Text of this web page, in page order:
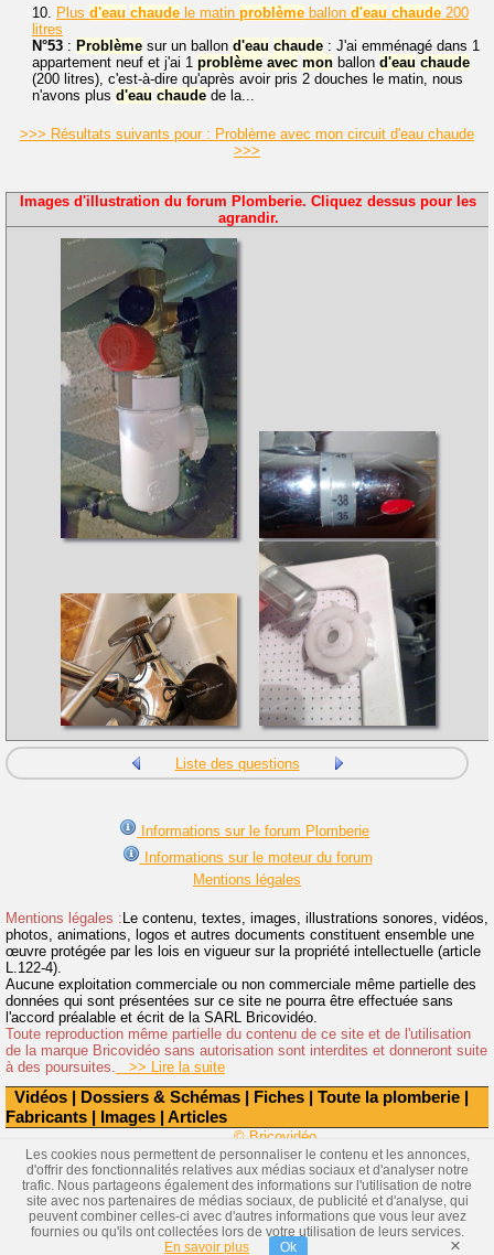
Vidéos | Dossiers & Schémas | Fiches | Toute la plomberie |
Fabricants | Images | Articles
10. Plus d'eau chaude le matin problème ballon d'eau chaude 200
litres
N°53 : Problème sur un ballon d'eau chaude : J'ai emménagé dans 1
appartement neuf et j'ai 1 problème avec mon ballon d'eau chaude
(200 litres), c'est-à-dire qu'après avoir pris 2 douches le matin, nous
n'avons plus d'eau chaude de la...
>>> Résultats suivants pour : Problème avec mon circuit d'eau chaude
>>>
Images d'illustration du forum Plomberie. Cliquez dessus pour les
agrandir.
Liste des questions
Informations sur le forum Plomberie
Informations sur le moteur du forum
Mentions légales
Mentions légales : Le contenu, textes, images, illustrations sonores, vidéos,
photos, animations, logos et autres documents constituent ensemble une
œuvre protégée par les lois en vigueur sur la propriété intellectuelle (article
L.122-4).
Aucune exploitation commerciale ou non commerciale même partielle des
données qui sont présentées sur ce site ne pourra être effectuée sans
l'accord préalable et écrit de la SARL Bricovidéo.
Toute reproduction même partielle du contenu de ce site et de l'utilisation
de la marque Bricovidéo sans autorisation sont interdites et donneront suite
à des poursuites.
>> Lire la suite
© Bricovidéo
Les cookies nous permettent de personnaliser le contenu et les annonces,
d'offrir des fonctionnalités relatives aux médias sociaux et d'analyser notre
trafic. Nous partageons également des informations sur l'utilisation de notre
site avec nos partenaires de médias sociaux, de publicité et d'analyse, qui
peuvent combiner celles-ci avec d'autres informations que vous leur avez
fournies ou qu'ils ont collectées lors de votre utilisation de leurs services.
En savoir plus
Ok ×